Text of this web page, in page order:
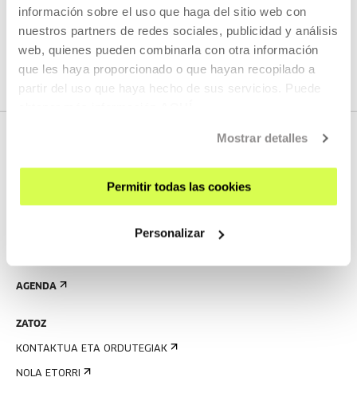
información sobre el uso que haga del sitio web con
nuestros partners de redes sociales, publicidad y análisis
web, quienes pueden combinarla con otra información
que les haya proporcionado o que hayan recopilado a
partir del uso que haya hecho de sus servicios. Puede
Mostrar detalles
Permitir todas las cookies
Personalizar
Ez dugu streaming berririk programatuta
IKUSI PROGRAMAZIO OSOA
AGENDA
ZATOZ
KONTAKTUA ETA ORDUTEGIAK
NOLA ETORRI